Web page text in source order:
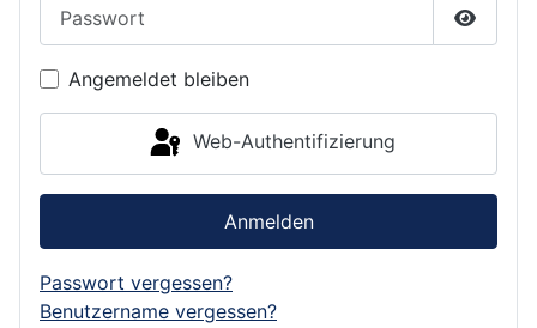
Angemeldet bleiben
Web-Authentifizierung
Anmelden
Passwort vergessen?
Benutzername vergessen?